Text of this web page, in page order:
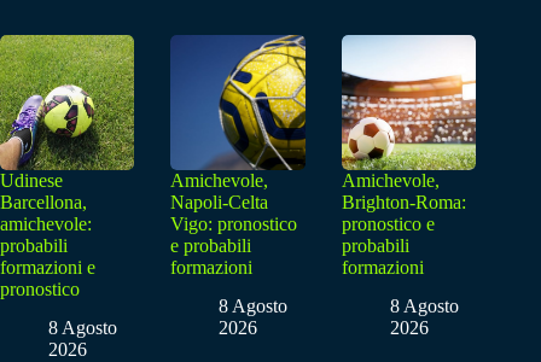
Udinese
Barcellona,
amichevole:
probabili
formazioni e
pronostico
8 Agosto
2026
Amichevole,
Napoli-Celta
Vigo: pronostico
e probabili
formazioni
8 Agosto
2026
Amichevole,
Brighton-Roma:
pronostico e
probabili
formazioni
8 Agosto
2026